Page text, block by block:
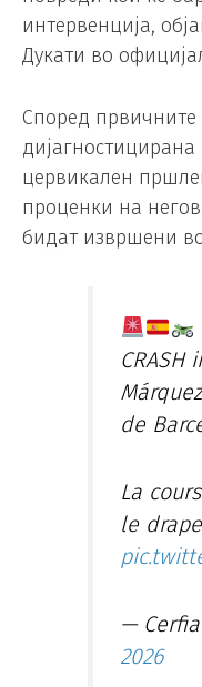
интервенција,
Дукати во
Според
цервикален
проценки на
бидат извршени
de
La
le
—
2026